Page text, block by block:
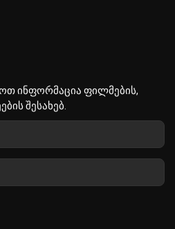
ინფორმაცია ფილმების,
შესახებ.